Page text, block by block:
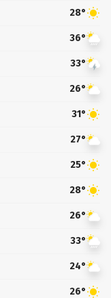
28°
36°
33°
26°
31°
27°
25°
28°
26°
33°
24°
26°